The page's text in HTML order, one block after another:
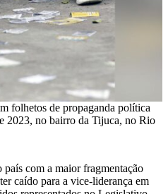
folhetos de propaganda política
2023, no bairro da Tijuca, no Rio
com a maior fragmentação
caído para a vice-liderança em